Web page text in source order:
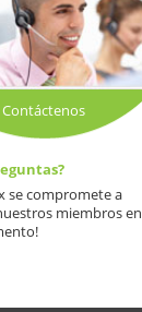
Contáctenos
se compromete a
miembros en